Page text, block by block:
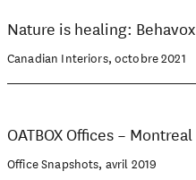
Nature is healing: Behavox
Canadian Interiors, octobre 2021
OATBOX Offices – Montreal
Office Snapshots, avril 2019